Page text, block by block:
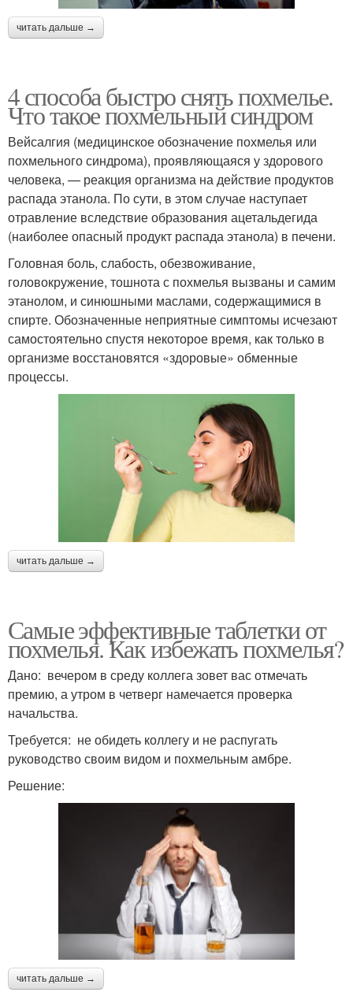
читать дальше →
4 способа быстро снять похмелье.
Что такое похмельный синдром
Вейсалгия (медицинское обозначение похмелья или
похмельного синдрома), проявляющаяся у здорового
человека, — реакция организма на действие продуктов
распада этанола. По сути, в этом случае наступает
отравление вследствие образования ацетальдегида
(наиболее опасный продукт распада этанола) в печени.
Головная боль, слабость, обезвоживание,
головокружение, тошнота с похмелья вызваны и самим
этанолом, и синюшными маслами, содержащимися в
спирте. Обозначенные неприятные симптомы исчезают
самостоятельно спустя некоторое время, как только в
организме восстановятся «здоровые» обменные
процессы.
читать дальше →
Самые эффективные таблетки от
похмелья. Как избежать похмелья?
Дано: вечером в среду коллега зовет вас отмечать
премию, а утром в четверг намечается проверка
начальства.
Требуется: не обидеть коллегу и не распугать
руководство своим видом и похмельным амбре.
Решение:
читать дальше →